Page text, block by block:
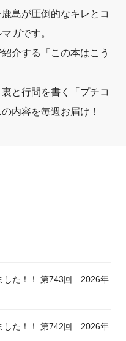
島が圧倒的なキレとコ
ガです。
介する「この本はこう
と行間を書く「プチコ
内容を毎週お届け！
した！！ 第743回 2026年
した！！ 第742回 2026年